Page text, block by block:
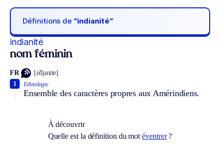
Définitions de “indianité“
indianité
nom féminin
FR [ɛ̃djanite]
Ethnologie.
Ensemble des caractères propres aux Amérindiens.
1
À découvrir
Quelle est la définition du motéventrer?